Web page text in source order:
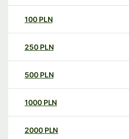
100 PLN
250 PLN
500 PLN
1000 PLN
2000 PLN